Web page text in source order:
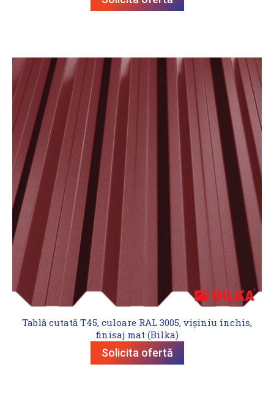
Tablă cutată T45, culoare RAL 3005, vișiniu închis,
finisaj mat (Bilka)
Solicita ofertă